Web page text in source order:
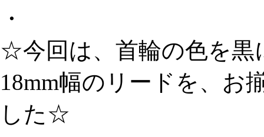
・
☆今回は、首輪の色を黒
18mm幅のリードを、お
した☆